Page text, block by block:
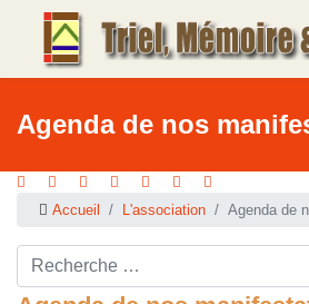
Agenda de nos
Accueil L'association Agenda de
Rechercher ...